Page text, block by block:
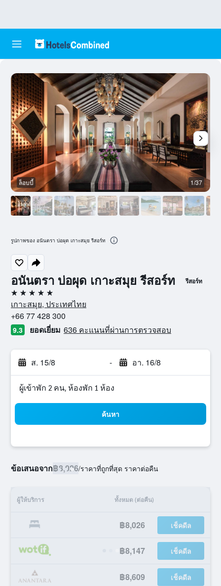
อนันตรา บ่อผุด เกาะสมุย รีสอร์ท รีสอร์ท
5 ดาว
เกาะสมุย, ประเทศไทย
+66 77 428 300
9.3 ยอดเยี่ยม 636 คะแนนที่ผ่านการตรวจสอบ
ส. 15/8 - อา. 16/8
ผู้เข้าพัก 2 คน, ห้องพัก 1 ห้อง
ค้นหา
ข้อเสนอจาก฿8,026/ราคาที่ถูกที่สุด ราคาต่อคืน
ผู้ให้บริการ ทั้งหมด (ต่อคืน)
฿8,026 เช็คดีล
฿8,147 เช็คดีล
฿8,609 เช็คดีล
ล็อบบี้ 1/37
รูปภาพของ อนันตรา บ่อผุด เกาะสมุย รีสอร์ท